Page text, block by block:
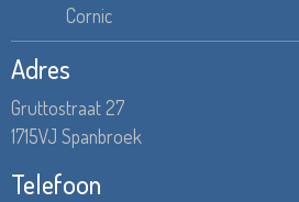
Cornic
Adres
Gruttostraat 27
1715VJ Spanbroek
Telefoon